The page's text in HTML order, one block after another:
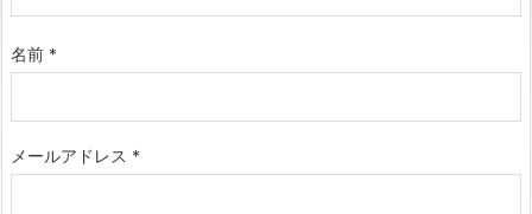
名前 *
メールアドレス *